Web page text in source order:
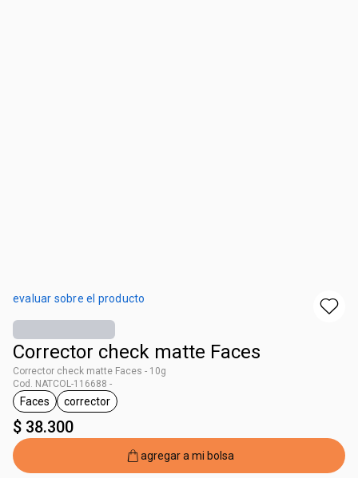
evaluar sobre el producto
Corrector check matte Faces
Corrector check matte Faces - 10g
Cod. NATCOL-116688 -
general.tag Faces
Faces
general.tag corrector
corrector
$ 38.300
agregar a mi bolsa